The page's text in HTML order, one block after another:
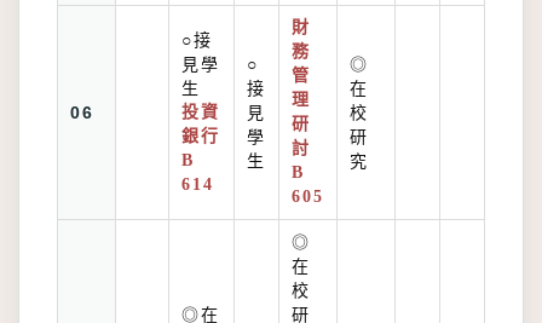
06
○接
見學
生
投資
銀行
B
614
○
接
見
學
生
財
務
管
理
研
討
B
605
◎
在
校
研
究
◎在
◎
在
校
研